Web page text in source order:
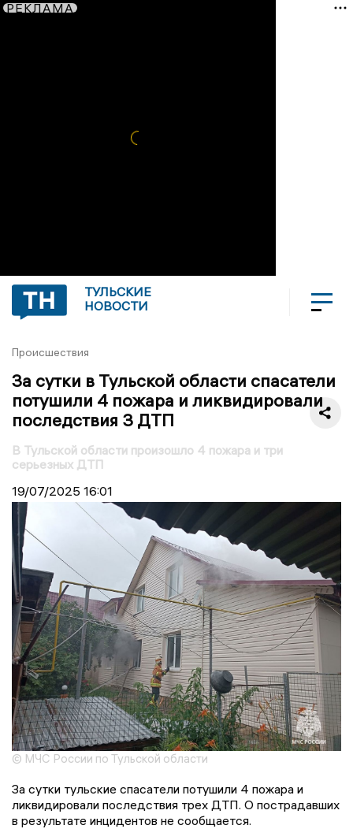
РЕКЛАМА
ТУЛЬСКИЕ
НОВОСТИ
Происшествия
За сутки в Тульской области спасатели
потушили 4 пожара и ликвидировали
последствия 3 ДТП
В Тульской области произошло 4 пожара и три
серьезных ДТП
19/07/2025 16:01
© МЧС России по Тульской области
За сутки тульские спасатели потушили 4 пожара и
ликвидировали последствия трех ДТП. О пострадавших
в результате инцидентов не сообщается.